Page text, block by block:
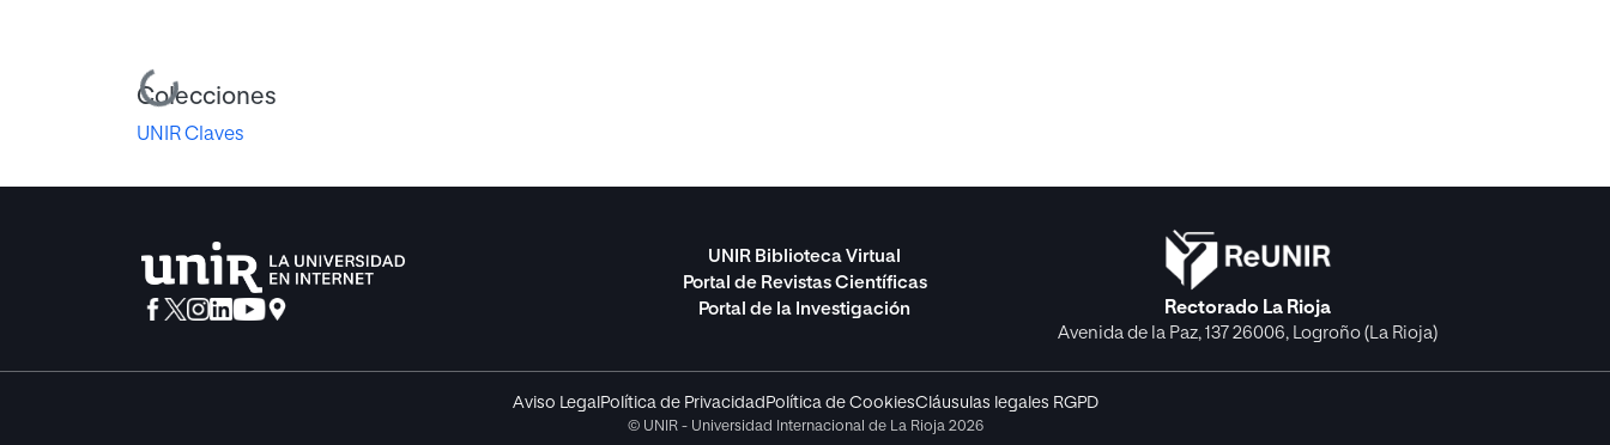
Cargando...
Colecciones
UNIR Claves
UNIR Biblioteca Virtual
Portal de Revistas Científicas
Portal de la Investigación
Rectorado La Rioja
Avenida de la Paz, 137 26006, Logroño (La Rioja)
Aviso Legal Política de Privacidad Política de CookiesCláusulas legales RGPD
© UNIR - Universidad Internacional de La Rioja 2026